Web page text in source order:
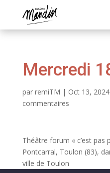
Mercredi
par remiTM | Oct 13, 2024
commentaires
Théâtre forum « c’est pas
Pontcarral, Toulon (83),
ville de Toulon